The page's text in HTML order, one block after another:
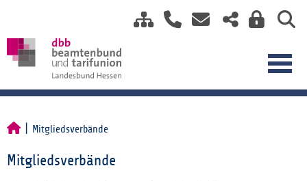
Mitgliedsverbände
Mitgliedsverbände